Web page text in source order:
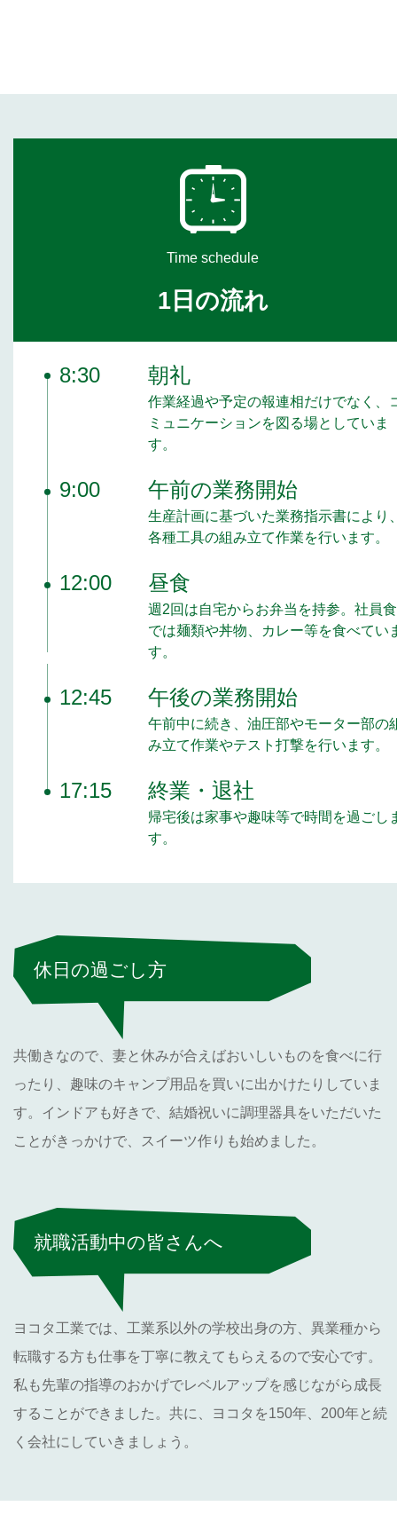
Time schedule
1日の流れ
8:30 朝礼
作業経過や予定の報連相だけでなく、
ミュニケーションを図る場としていま
す。
9:00 午前の業務開始
生産計画に基づいた業務指示書により
各種工具の組み立て作業を行います。
12:00 昼食
週2回は自宅からお弁当を持参。社員
では麺類や丼物、カレー等を食べてい
す。
12:45 午後の業務開始
午前中に続き、油圧部やモーター部の
み立て作業やテスト打撃を行います。
17:15 終業・退社
帰宅後は家事や趣味等で時間を過ごし
す。
休日の過ごし方
共働きなので、妻と休みが合えばおいしいものを食べに行
ったり、趣味のキャンプ用品を買いに出かけたりしていま
す。インドアも好きで、結婚祝いに調理器具をいただいた
ことがきっかけで、スイーツ作りも始めました。
就職活動中の皆さんへ
ヨコタ工業では、工業系以外の学校出身の方、異業種から
転職する方も仕事を丁寧に教えてもらえるので安心です。
私も先輩の指導のおかげでレベルアップを感じながら成長
することができました。共に、ヨコタを150年、200年と続
く会社にしていきましょう。